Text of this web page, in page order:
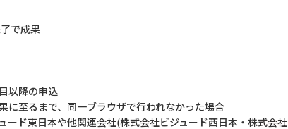
で成果
以降の申込
に至るまで、同一ブラウザで行われなかった場合
ード東日本や他関連会社(株式会社ビジュード西日本・株式会